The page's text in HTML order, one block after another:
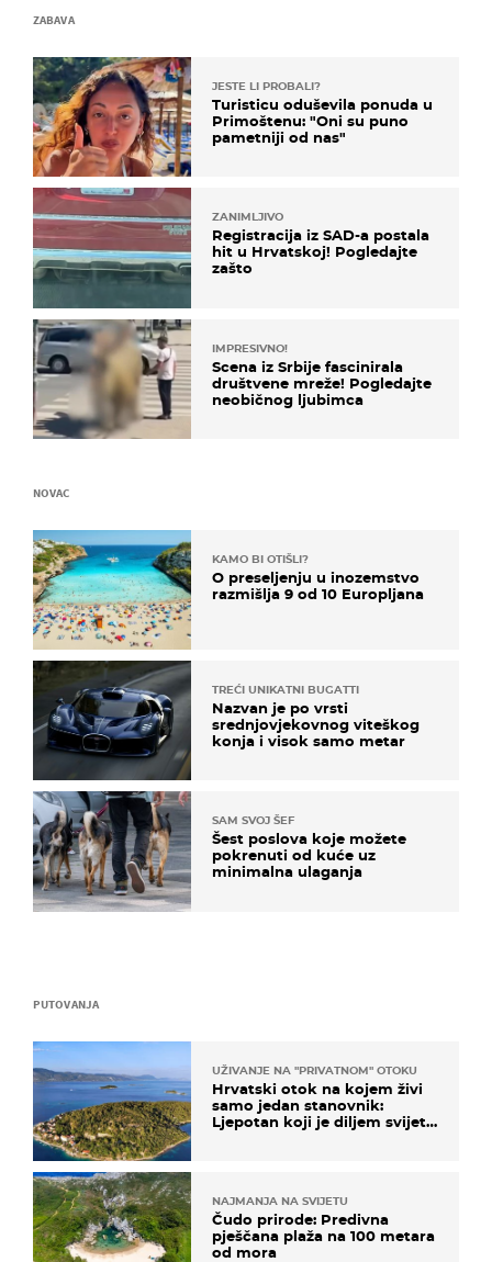
ZABAVA
JESTE LI PROBALI?
Turisticu oduševila ponuda u
Primoštenu: "Oni su puno
pametniji od nas"
ZANIMLJIVO
Registracija iz SAD-a postala
hit u Hrvatskoj! Pogledajte
zašto
IMPRESIVNO!
Scena iz Srbije fascinirala
društvene mreže! Pogledajte
neobičnog ljubimca
PUTOVANJA
UŽIVANJE NA "PRIVATNOM" OTOKU
Hrvatski otok na kojem živi
samo jedan stanovnik:
Ljepotan koji je diljem svijeta
NAJMANJA NA SVIJETU
Čudo prirode: Predivna
pješčana plaža na 100 metara
od mora
NOVAC
KAMO BI OTIŠLI?
O preseljenju u inozemstvo
razmišlja 9 od 10 Europljana
TREĆI UNIKATNI BUGATTI
Nazvan je po vrsti
srednjovjekovnog viteškog
konja i visok samo metar
SAM SVOJ ŠEF
Šest poslova koje možete
pokrenuti od kuće uz
minimalna ulaganja